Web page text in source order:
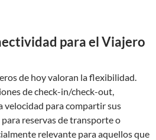
para el Viajero
de hoy valoran la flexibilidad.
de check-in/check-out,
velocidad para compartir sus
reservas de transporte o
relevante para aquellos que